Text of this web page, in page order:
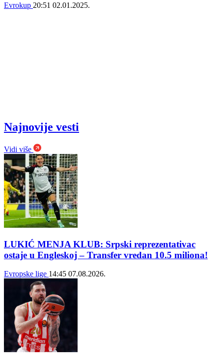
Evrokup 20:51 02.01.2025.
Najnovije vesti
Vidi više
LUKIĆ MENJA KLUB: Srpski reprezentativac
ostaje u Engleskoj – Transfer vredan 10.5 miliona!
Evropske lige 14:45 07.08.2026.